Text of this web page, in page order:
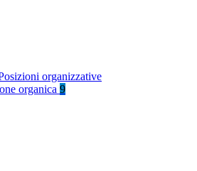
organizzative
organica 9